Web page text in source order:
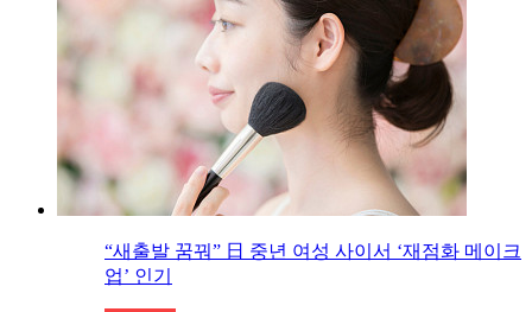
“새출발 꿈꿔” 日 중년 여성 사이서 ‘재점화 메이크
업’ 인기